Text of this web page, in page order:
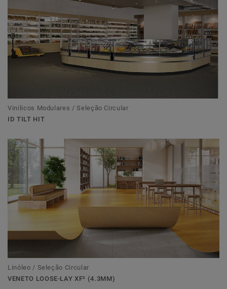
Vinilicos Modulares / Seleção Circular
ID TILT HIT
Linóleo / Seleção Circular
VENETO LOOSE-LAY XF² (4.3MM)